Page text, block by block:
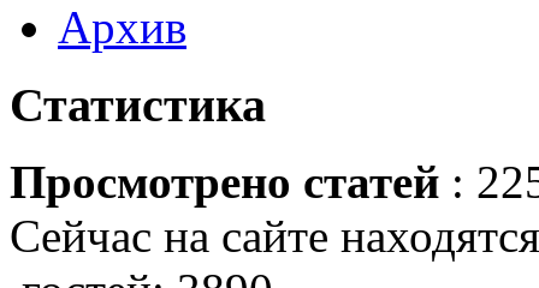
Архив
Статистика
Просмотрено статей :
Сейчас на сайте